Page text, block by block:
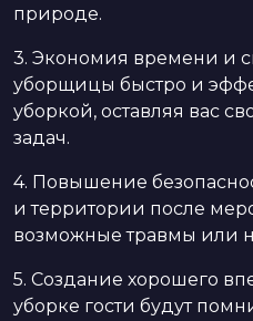
природе.
3. Экономия времени и
уборщицы быстро и
уборкой, оставляя вас
задач.
4. Повышение
и территории после
возможные травмы или
5. Создание хорошего
уборке гости будут